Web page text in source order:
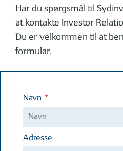
Har du spørgsmål til
at kontakte Investor
Du er velkommen til at
formular.
Navn *
Adresse